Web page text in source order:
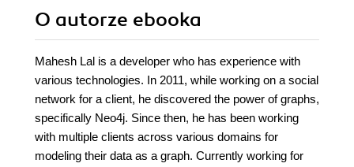
O autorze ebooka
Mahesh Lal is a developer who has experience with
various technologies. In 2011, while working on a social
network for a client, he discovered the power of graphs,
specifically Neo4j. Since then, he has been working
with multiple clients across various domains for
modeling their data as a graph. Currently working for